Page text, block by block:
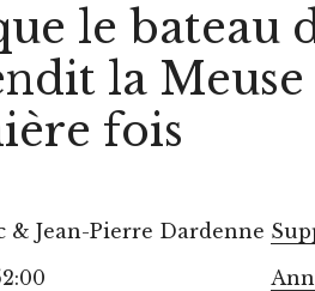
le bateau
la
fois
& Jean-Pierre Dardenne